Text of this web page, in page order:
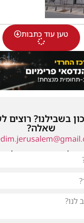
טען עוד כתבות
בשבילנו? רוצים
שאלה?
אלינו פנייה ונחזור